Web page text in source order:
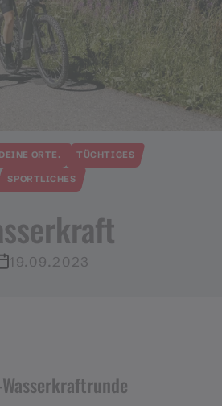
ORTE. TÜCHTIGES
SPORTLICHES
19.09.2023